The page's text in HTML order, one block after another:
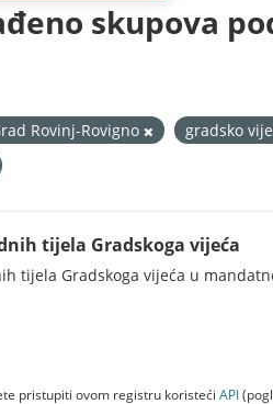
skupova
Rovinj-Rovigno gradsko
tijela Gradskoga vijeća
tijela Gradskoga vijeća u
pristupiti ovom registru koristeći API